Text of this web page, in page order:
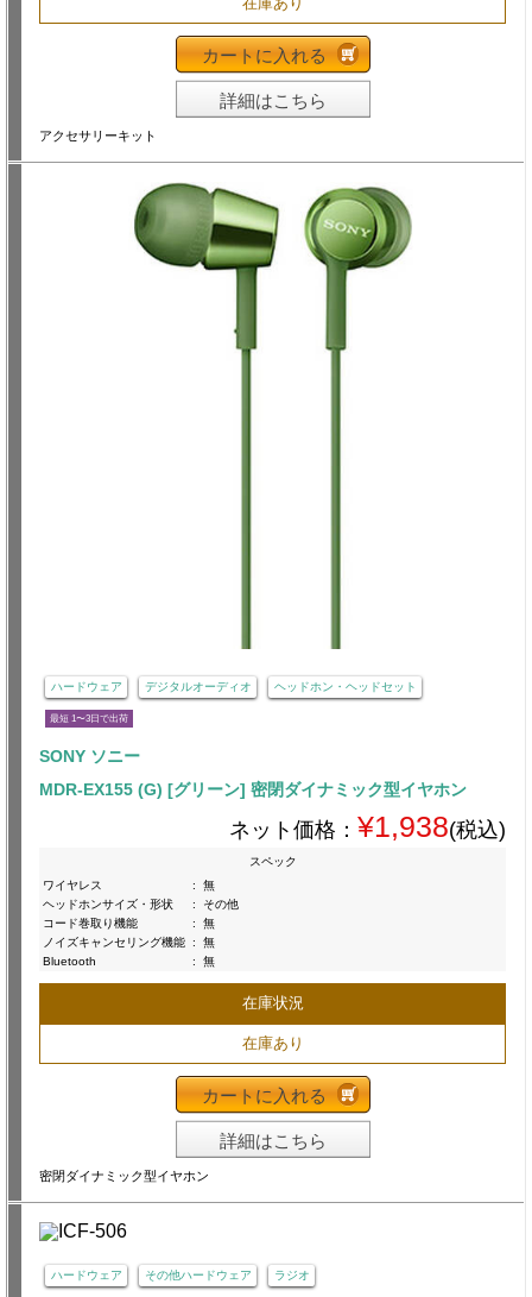
カートに入れる
詳細はこちら
アクセサリーキット
ハードウェア デジタルオーディオ ヘッドホン・ヘッドセット
最短 1〜3日で出荷
SONY ソニー
MDR-EX155 (G) [グリーン] 密閉ダイナミック型イヤホン
ネット価格： ¥1,938(税込)
スペック
ワイヤレス
:
無
ヘッドホンサイズ・形状
:
その他
コード巻取り機能
:
無
ノイズキャンセリング機能 :
無
Bluetooth
: 無
在庫状況
在庫あり
カートに入れる
詳細はこちら
密閉ダイナミック型イヤホン
ハードウェア その他ハードウェア ラジオ